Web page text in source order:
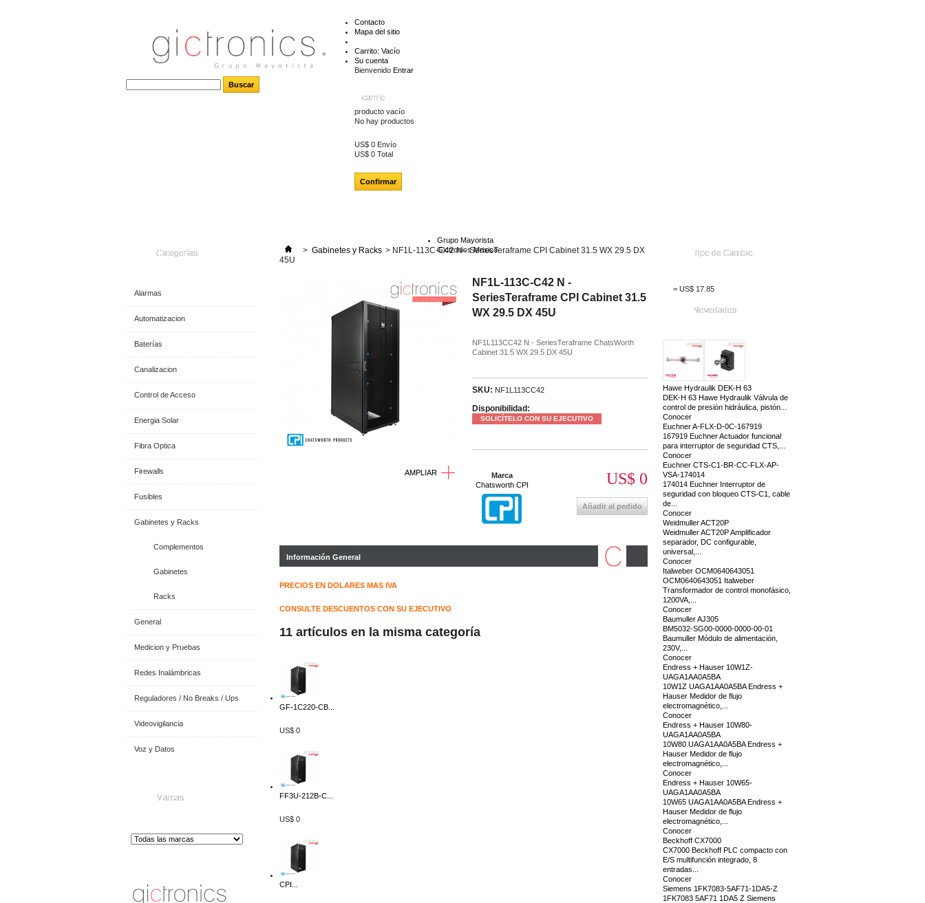
Contacto
Mapa del sitio
Carrito: Vacío
Su cuenta
Bienvenido Entrar
carrito
producto vacío
No hay productos
US$ 0 Envío
US$ 0 Total
Confirmar
Grupo Mayorista
Gictronics Mexico
Categorías
Alarmas
Automatizacion
Baterías
Canalizacion
Control de Acceso
Energia Solar
Fibra Optica
Firewalls
Fusibles
Gabinetes y Racks
Complementos
Gabinetes
Racks
General
Medicion y Pruebas
Redes Inalámbricas
Reguladores / No Breaks / Ups
Videovigilancia
Voz y Datos
Marcas
> Gabinetes y Racks > NF1L-113C-C42 N - SeriesTeraframe CPI Cabinet 31.5 WX 29.5 DX
45U
AMPLIAR
NF1L-113C-C42 N -
SeriesTeraframe CPI Cabinet 31.5
WX 29.5 DX 45U
NF1L113CC42 N - SeriesTeraframe ChatsWorth
Cabinet 31.5 WX 29.5 DX 45U
SKU: NF1L113CC42
Disponibilidad:
SOLICÍTELO CON SU EJECUTIVO
US$ 0
Añadir al pedido
Marca
Chatsworth CPI
Información General
PRECIOS EN DOLARES MAS IVA
CONSULTE DESCUENTOS CON SU EJECUTIVO
11 artículos en la misma categoría
GF-1C220-CB...
US$ 0
FF3U-212B-C...
US$ 0
CPI...
Tipo de Cambio
= US$17.85
Novedades
Hawe Hydraulik DEK-H 63
DEK-H 63 Hawe Hydraulik Válvula de
control de presión hidráulica, pistón...
Conocer
Euchner A-FLX-D-0C-167919
167919 Euchner Actuador funcional
para interruptor de seguridad CTS,...
Conocer
Euchner CTS-C1-BR-CC-FLX-AP-
VSA-174014
174014 Euchner Interruptor de
seguridad con bloqueo CTS-C1, cable
de...
Conocer
Weidmuller ACT20P
Weidmuller ACT20P Amplificador
separador, DC configurable,
universal,...
Conocer
Italweber OCM0640643051
OCM0640643051 Italweber
Transformador de control monofásico,
1200VA,...
Conocer
Baumuller AJ305
BM5032-SG00-0000-0000-00-01
Baumuller Módulo de alimentación,
230V,...
Conocer
Endress + Hauser 10W1Z-
UAGA1AA0A5BA
10W1Z UAGA1AA0A5BA Endress +
Hauser Medidor de flujo
electromagnético,...
Conocer
Endress + Hauser 10W80-
UAGA1AA0A5BA
10W80 UAGA1AA0A5BA Endress +
Hauser Medidor de flujo
electromagnético,...
Conocer
Endress + Hauser 10W65-
UAGA1AA0A5BA
10W65 UAGA1AA0A5BA Endress +
Hauser Medidor de flujo
electromagnético,...
Conocer
Beckhoff CX7000
CX7000 Beckhoff PLC compacto con
E/S multifunción integrado, 8
entradas...
Conocer
Siemens 1FK7083-5AF71-1DA5-Z
1FK7083 5AF71 1DA5 Z Siemens